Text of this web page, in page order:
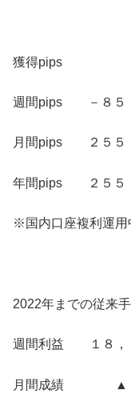
獲得pips
週間pips －８５
月間pips ２５５
年間pips ２５５
※国内口座複利運用
2022年までの従来
週間利益 １８，
月間成績 ▲９